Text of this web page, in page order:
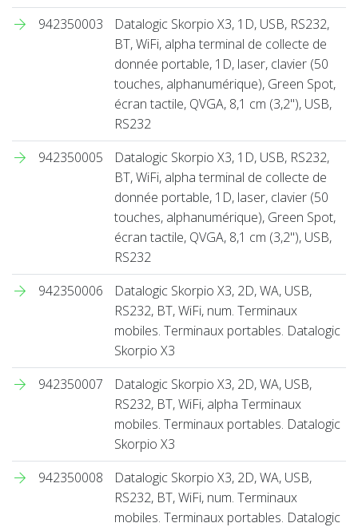
942350003
Datalogic Skorpio X3, 1D, USB, RS232,
BT, WiFi, alpha terminal de collecte de
donnée portable, 1D, laser, clavier (50
touches, alphanumérique), Green Spot,
écran tactile, QVGA, 8,1 cm (3,2''), USB,
RS232
942350005
Datalogic Skorpio X3, 1D, USB, RS232,
BT, WiFi, alpha terminal de collecte de
donnée portable, 1D, laser, clavier (50
touches, alphanumérique), Green Spot,
écran tactile, QVGA, 8,1 cm (3,2''), USB,
RS232
942350006
Datalogic Skorpio X3, 2D, WA, USB,
RS232, BT, WiFi, num. Terminaux
mobiles. Terminaux portables. Datalogic
Skorpio X3
942350007
Datalogic Skorpio X3, 2D, WA, USB,
RS232, BT, WiFi, alpha Terminaux
mobiles. Terminaux portables. Datalogic
Skorpio X3
942350008
Datalogic Skorpio X3, 2D, WA, USB,
RS232, BT, WiFi, num. Terminaux
mobiles. Terminaux portables. Datalogic